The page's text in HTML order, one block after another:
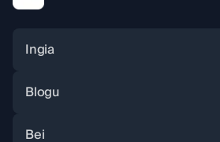
Ingia
Blogu
Bei